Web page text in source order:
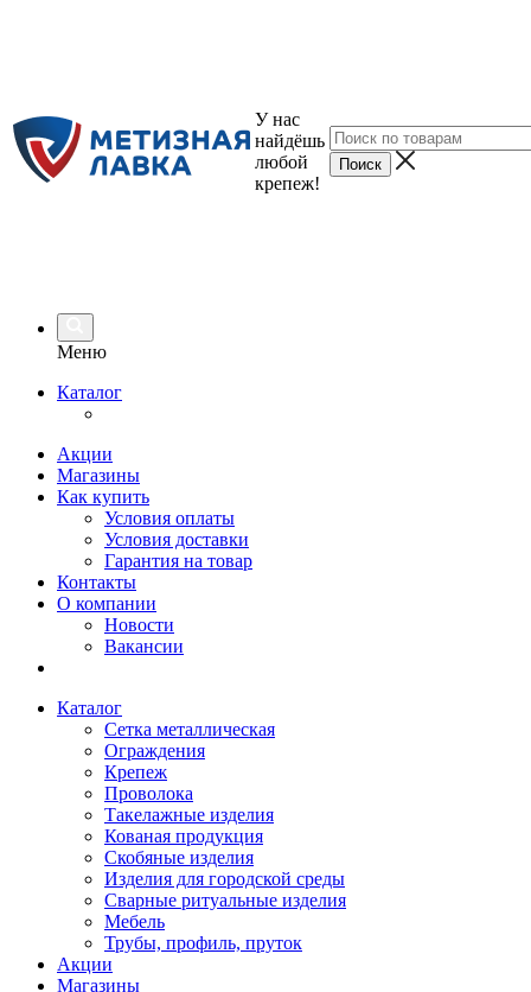
У нас
найдёшь
любой
крепеж!
Меню
Каталог
Акции
Магазины
Как купить
Условия оплаты
Условия доставки
Гарантия на товар
Контакты
О компании
Новости
Вакансии
Каталог
Сетка металлическая
Ограждения
Крепеж
Проволока
Такелажные изделия
Кованая продукция
Скобяные изделия
Изделия для городской среды
Сварные ритуальные изделия
Мебель
Трубы, профиль, пруток
Акции
Магазины